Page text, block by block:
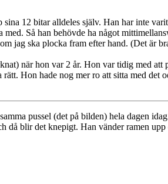
12 bitar alldeles själv. Han har inte
med. Så han behövde ha något
jag ska plocka fram efter hand. (Det är
när hon var 2 år. Hon var tidig med att
Hon hade nog mer ro att sitta med det
pussel (det på bilden) hela dagen
då blir det knepigt. Han vänder ramen